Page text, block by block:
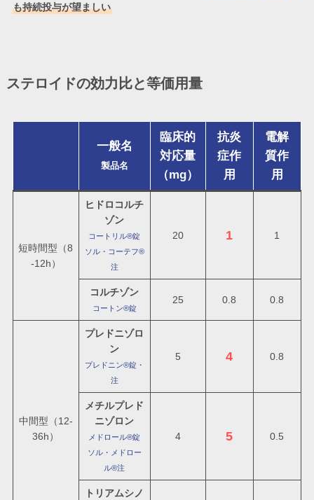
も持続投与が望ましい
ステロイドの効力比と等価用量
一般名
製品名
臨床的
対応量
（mg）
抗炎
症作
用
電解
質作
用
短時間型（8
-12h）
ヒドロコルチ
ゾン
コートリル®錠
ソル・コーテフ®
注
20 1 1
コルチゾン
コートン®錠
25 0.8 0.8
中間型（12-
36h）
プレドニゾロ
ン
プレドニン®錠・
注
5 4 0.8
メチルプレド
ニゾロン
メドロール®錠
ソル・メドロー
ル®注
4 5 0.5
トリアムシノ